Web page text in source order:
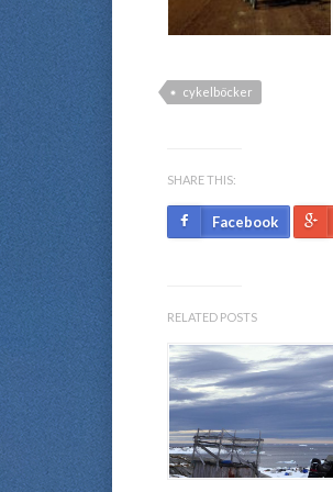
cykelböcker
SHARE THIS:
Facebook
RELATED POSTS